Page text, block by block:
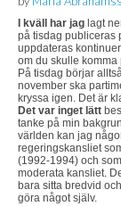
I kväll har jag lagt
på tisdag publiceras
uppdateras
om du skulle
På tisdag börjar
november ska
kryssa igen. Det är
Det var inget lätt
tanke på min
världen kan jag
regeringskansliet
(1992-1994) och
moderata kansliet.
bara sitta bredvid
göra något själv.